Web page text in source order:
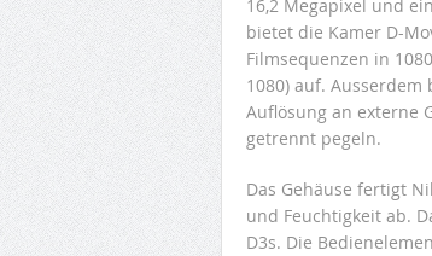
16,2 Megapixel und
bietet die Kamer D-
Filmsequenzen in
1080) auf.
Auflösung an externe
getrennt pegeln.
Das Gehäuse fertigt
und Feuchtigkeit ab.
D3s. Die